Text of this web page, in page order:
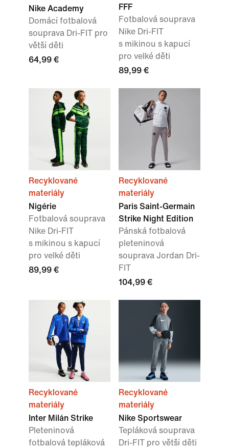
Nike Academy
Domácí fotbalová
souprava Dri-FIT pro
větší děti
64,99 €
FFF
Fotbalová souprava
Nike Dri-FIT
s mikinou s kapucí
pro velké děti
89,99 €
Recyklované
materiály
Nigérie
Fotbalová souprava
Nike Dri-FIT
s mikinou s kapucí
pro velké děti
89,99 €
Recyklované
materiály
Paris Saint-Germain
Strike Night Edition
Pánská fotbalová
pleteninová
souprava Jordan Dri-
FIT
104,99 €
Recyklované
materiály
Inter Milán Strike
Pleteninová
fotbalová tepláková
Recyklované
materiály
Nike Sportswear
Tepláková souprava
Dri-FIT pro větší děti